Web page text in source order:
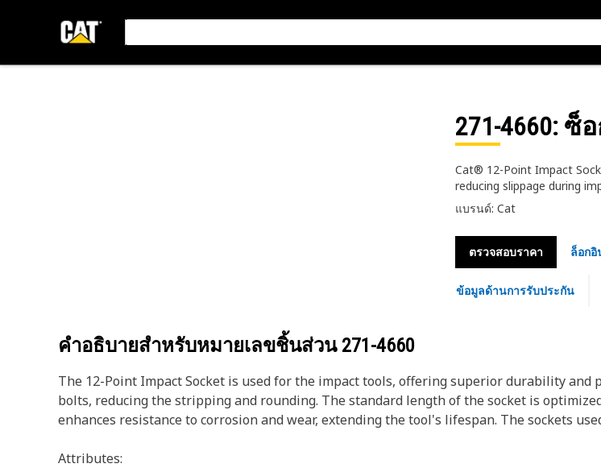
271-4660: ซ็
Cat® 12-Point Impact
reducing slippage during
แบรนด์: Cat
ตรวจสอบราคา ล็อก
ข้อมูลด้านการรับประกัน
คำอธิบายสำหรับหมายเลขชิ้นส่วน 271-4660
The 12-Point Impact Socket is used for the impact tools, offering superior durability
bolts, reducing the stripping and rounding. The standard length of the socket is
enhances resistance to corrosion and wear, extending the tool's lifespan. The sockets
Attributes: